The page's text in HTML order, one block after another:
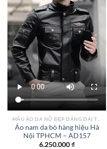
Add to
wishlist
Áo nam da bò hàng hiệu Hà
Nội TPHCM – AD157
6.250.000₫